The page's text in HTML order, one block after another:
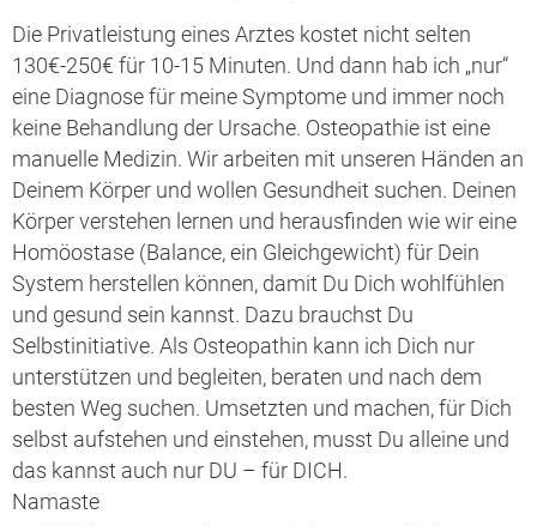
Die Privatleistung eines Arztes kostet nicht selten
130€-250€ für 10-15 Minuten. Und dann hab ich „nur“
eine Diagnose für meine Symptome und immer noch
keine Behandlung der Ursache. Osteopathie ist eine
manuelle Medizin. Wir arbeiten mit unseren Händen an
Deinem Körper und wollen Gesundheit suchen. Deinen
Körper verstehen lernen und herausfinden wie wir eine
Homöostase (Balance, ein Gleichgewicht) für Dein
System herstellen können, damit Du Dich wohlfühlen
und gesund sein kannst. Dazu brauchst Du
Selbstinitiative. Als Osteopathin kann ich Dich nur
unterstützen und begleiten, beraten und nach dem
besten Weg suchen. Umsetzten und machen, für Dich
selbst aufstehen und einstehen, musst Du alleine und
das kannst auch nur DU – für DICH.
Namaste